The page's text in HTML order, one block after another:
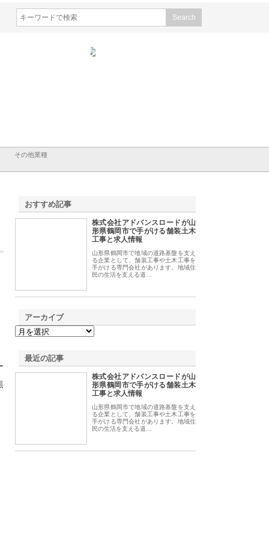
その他業種
おすすめ記事
株式会社アドバンスロードが山
形県鶴岡市で手がける舗装土木
工事と求人情報
山形県鶴岡市で地域の道路基盤を支え
る企業として、舗装工事や土木工事を
手がける専門会社があります。地域住
民の生活を支える道…
アーカイブ
最近の記事
株式会社アドバンスロードが山
形県鶴岡市で手がける舗装土木
工事と求人情報
山形県鶴岡市で地域の道路基盤を支え
る企業として、舗装工事や土木工事を
手がける専門会社があります。地域住
民の生活を支える道…